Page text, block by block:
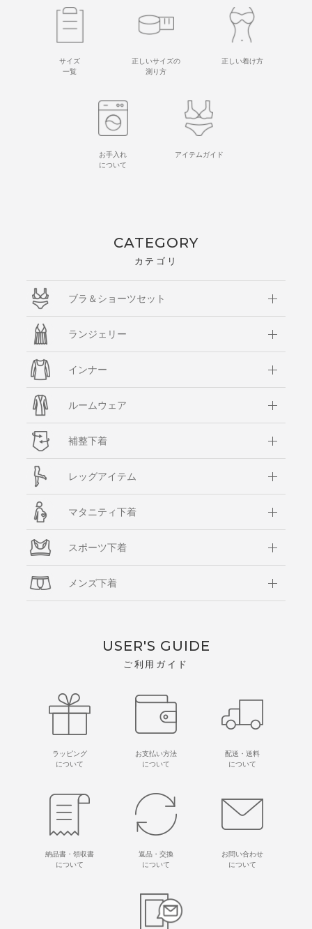
サイズ
一覧
正しいサイズの
測り方
正しい着け方
お手入れ
について
アイテムガイド
CATEGORY
カテゴリ
ブラ＆ショーツセット
ランジェリー
インナー
ルームウェア
補整下着
レッグアイテム
マタニティ下着
スポーツ下着
メンズ下着
USER'S GUIDE
ご利用ガイド
ラッピング
について
お支払い方法
について
配送・送料
について
納品書・領収書
について
返品・交換
について
お問い合わせ
について